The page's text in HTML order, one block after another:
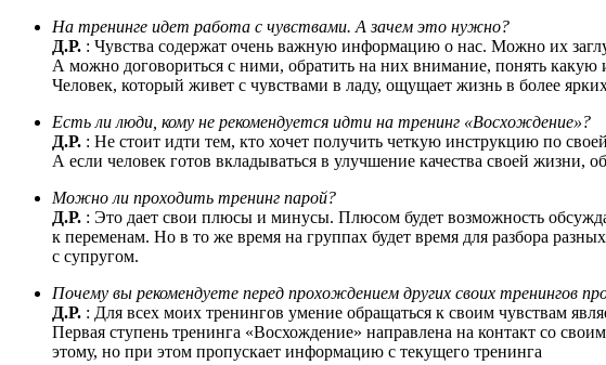
На тренинге идет работа с чувствами. А зачем это нужно?
Д.Р. : Чувства содержат очень важную информацию о нас. Можно их
А можно договориться с ними, обратить на них внимание, понять какую
Человек, который живет с чувствами в ладу, ощущает жизнь в более
Есть ли люди, кому не рекомендуется идти на тренинг «Восхождение»?
Д.Р. : Не стоит идти тем, кто хочет получить четкую инструкцию по
А если человек готов вкладываться в улучшение качества своей жизни,
Можно ли проходить тренинг парой?
Д.Р. : Это дает свои плюсы и минусы. Плюсом будет возможность
к переменам. Но в то же время на группах будет время для разбора
с супругом.
Почему вы рекомендуете перед прохождением других своих тренингов
Д.Р. : Для всех моих тренингов умение обращаться к своим чувствам
Первая ступень тренинга «Восхождение» направлена на контакт со
этому, но при этом пропускает информацию с текущего тренинга